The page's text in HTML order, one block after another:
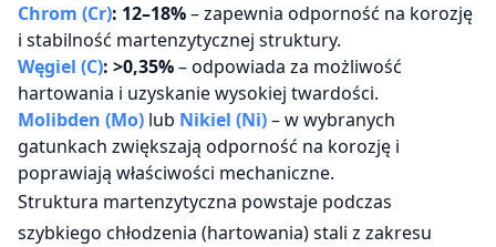
Chrom (Cr): 12–18%– zapewnia odporność na korozję
i stabilność martenzytycznej struktury.
Węgiel (C): >0,35%– odpowiada za możliwość
hartowania i uzyskanie wysokiej twardości.
Molibden (Mo) lub Nikiel (Ni)– w wybranych
gatunkach zwiększają odporność na korozję i
poprawiają właściwości mechaniczne.
Struktura martenzytyczna powstaje podczas
szybkiego chłodzenia (hartowania) stali z zakresu